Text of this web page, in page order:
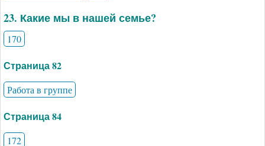
23. Какие мы в нашей семье?
170
Страница 82
Работа в группе
Страница 84
172